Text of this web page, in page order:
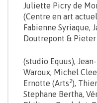
Juliette Picry de
(Centre en art
Fabienne Syriaque,
Doutrepont & Pieter
(studio Equus),
Waroux, Michel
Ernotte (Arts2),
Stephane Bertha,